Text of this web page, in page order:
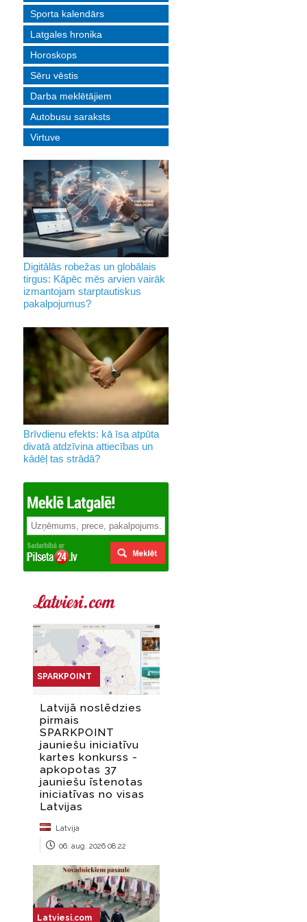
Sporta kalendārs
Latgales hronika
Horoskops
Sēru vēstis
Darba meklētājiem
Autobusu saraksts
Virtuve
Digitālās robežas un globālais
tirgus: Kāpēc mēs arvien vairāk
izmantojam starptautiskus
pakalpojumus?
Brīvdienu efekts: kā īsa atpūta
divatā atdzīvina attiecības un
kādēļ tas strādā?